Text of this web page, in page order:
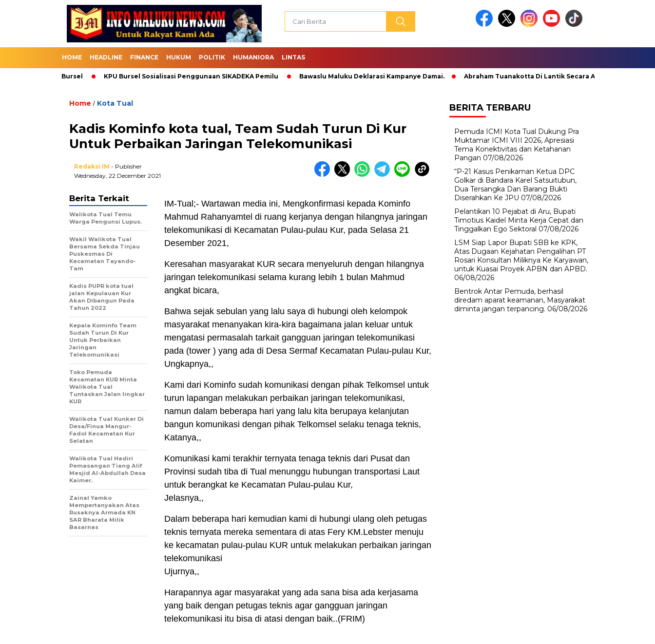
HOME HEADLINE FINANCE HUKUM POLITIK HUMANIORA LINTAS
Melalui Bursel KPU Bursel Sosialisasi Penggunaan SIKADEKA Pemilu Bawaslu Maluku Deklarasi Kampanye Damai. Abraham Tuanakotta Di Lantik Secara Adat; Pj Bupati
Home / Kota Tual
Kadis Kominfo kota tual, Team Sudah Turun Di Kur
Untuk Perbaikan Jaringan Telekomunikasi
Redaksi IM - Publisher
Wednesday, 22 December 2021
IM-Tual;- Wartawan media ini, Mengkonfirmasi kepada Kominfo
Mahmud Rahanyamtel di ruang kerjanya dengan hilangnya jaringan
telekomunikasi di Kecamatan Pulau-pulau Kur, pada Selasa 21
Desember 2021,
Keresahan masyarakat KUR secara menyeluruh dengan hilangnya
jaringan telekomunikasi selama kurang lebih 1 bulan Mahmud
angkat bicara,
Bahwa sejak sebulan yang lalu saya di hubungi oleh kelompok
masyarakat menanyakan kira-kira bagaimana jalan keluar untuk
mengatasi permasalah tarkait gangguan jaringan telekomunikasi
pada (tower ) yang ada di Desa Sermaf Kecamatan Pulau-pulau Kur,
Ungkapnya,,
Kami dari Kominfo sudah komunikasi dengan pihak Telkomsel untuk
turun lapangan melakukan perbaikan jaringan telekomunikasi,
namun dalam beberapa hari yang lalu kita berupaya kelanjutan
bangun komunikasi dengan pihak Telkomsel selaku tenaga teknis,
Katanya,,
Komunikasi kami terakhir ternyata tenaga teknis dari Pusat dan
Provinsi sudah tiba di Tual menunggu hubungan transportasi Laut
untuk berangkat ke Kecamatan Pulau-pulau Kur,
Jelasnya,,
Dalam beberapa hari kemudian kami di hubungi ulang oleh petugas
teknis ternyata mereka sementara di atas Fery KM.Lebster menuju
ke kecamatan pulau-pulau KUR untuk melakukan perbaikan jaringan
telekomunikasi
Ujurnya,,
Harapannya agar masyarakat yang ada sana bisa ada kerjasama
yang baik dengan petugas teknis agar gangguan jaringan
telekomunikasi itu bisa di atasi dengan baik..(FRIM)
Berita Terkait
Walikota Tual Temu
Warga Pengunsi Lupus.
Wakil Walikota Tual
Bersama Sekda Tinjau
Puskesmas Di
Kecamatan Tayando-
Tam
Kadis PUPR kota tual
jalan Kepulauan Kur
Akan Dibangun Pada
Tahun 2022
Kepala Kominfo Team
Sudah Turun Di Kur
Untuk Perbaikan
Jaringan
Telekomunikasi
Toko Pemuda
Kecamatan KUR Minta
Walikota Tual
Tuntaskan Jalan lingkar
KUR
Walikota Tual Kunker Di
Desa/Finua Mangur-
Fadol Kecamatan Kur
Selatan
Walikota Tual Hadiri
Pemasangan Tiang Alif
Mesjid Al-Abdullah Desa
Kaimer.
Zainal Yamko
Mempertanyakan Atas
Rusaknya Armada KN
SAR Bharata Milik
Basarnas
BERITA TERBARU
Pemuda ICMI Kota Tual Dukung Pra
Muktamar ICMI VIII 2026, Apresiasi
Tema Konektivitas dan Ketahanan
Pangan 07/08/2026
“P-21 Kasus Penikaman Ketua DPC
Golkar di Bandara Karel Satsuitubun,
Dua Tersangka Dan Barang Bukti
Diserahkan Ke JPU 07/08/2026
Pelantikan 10 Pejabat di Aru, Bupati
Timotius Kaidel Minta Kerja Cepat dan
Tinggalkan Ego Sektoral 07/08/2026
LSM Siap Lapor Bupati SBB ke KPK,
Atas Dugaan Kejahatan Pengalihan PT
Rosari Konsultan Miliknya Ke Karyawan,
untuk Kuasai Proyek APBN dan APBD.
06/08/2026
Bentrok Antar Pemuda, berhasil
diredam aparat keamanan, Masyarakat
diminta jangan terpancing. 06/08/2026